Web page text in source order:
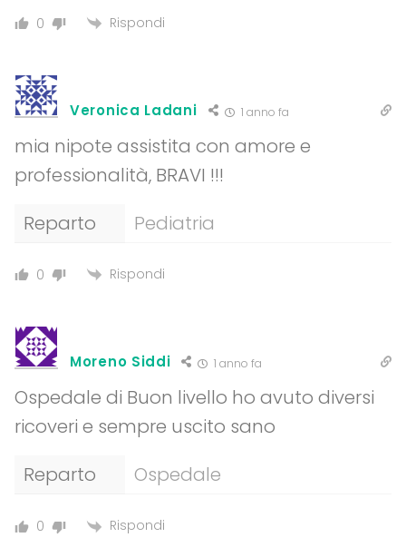
0 Rispondi
Veronica Ladani 1 anno fa
mia nipote assistita con amore e
professionalità, BRAVI !!!
Reparto
Pediatria
0 Rispondi
Moreno Siddi 1 anno fa
Ospedale di Buon livello ho avuto diversi
ricoveri e sempre uscito sano
Reparto
Ospedale
0 Rispondi